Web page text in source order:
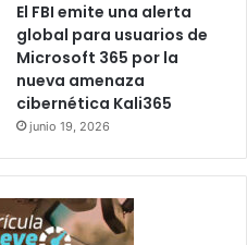
El FBI emite una alerta
global para usuarios de
Microsoft 365 por la
nueva amenaza
cibernética Kali365
junio 19, 2026